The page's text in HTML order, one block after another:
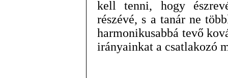
kell tenni, hogy
részévé, s a tanár ne
harmonikusabbá tevő
irányainkat a csatlakozó